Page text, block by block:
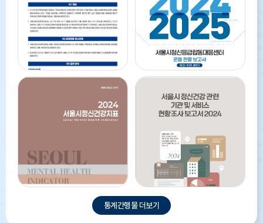
자세히보기
자세히보기
[Issue&Brief] 2025년
3호 집중사례서비스(ICM)
운영현황 분석 보고서
서울시정신응급합동대응센터
운영 현황 보고서 -
2023~2025 상반기
자세히보기
서울시 정신건강 관련 기관
통계간행물 더보기